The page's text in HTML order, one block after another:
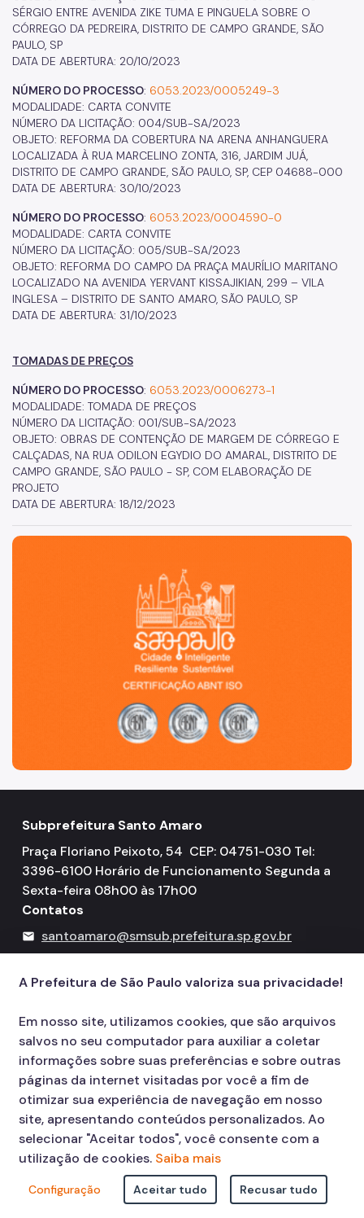
SÉRGIO ENTRE AVENIDA ZIKE TUMA E PINGUELA SOBRE O
CÓRREGO DA PEDREIRA, DISTRITO DE CAMPO GRANDE, SÃO
PAULO, SP
DATA DE ABERTURA: 20/10/2023
NÚMERO DO PROCESSO: 6053.2023/0005249-3
MODALIDADE: CARTA CONVITE
NÚMERO DA LICITAÇÃO: 004/SUB-SA/2023
OBJETO: REFORMA DA COBERTURA NA ARENA ANHANGUERA
LOCALIZADA À RUA MARCELINO ZONTA, 316, JARDIM JUÁ,
DISTRITO DE CAMPO GRANDE, SÃO PAULO, SP, CEP 04688-000
DATA DE ABERTURA: 30/10/2023
NÚMERO DO PROCESSO: 6053.2023/0004590-0
MODALIDADE: CARTA CONVITE
NÚMERO DA LICITAÇÃO: 005/SUB-SA/2023
OBJETO: REFORMA DO CAMPO DA PRAÇA MAURÍLIO MARITANO
LOCALIZADO NA AVENIDA YERVANT KISSAJIKIAN, 299 – VILA
INGLESA – DISTRITO DE SANTO AMARO, SÃO PAULO, SP
DATA DE ABERTURA: 31/10/2023
TOMADAS DE PREÇOS
NÚMERO DO PROCESSO: 6053.2023/0006273-1
MODALIDADE: TOMADA DE PREÇOS
NÚMERO DA LICITAÇÃO: 001/SUB-SA/2023
OBJETO: OBRAS DE CONTENÇÃO DE MARGEM DE CÓRREGO E
CALÇADAS, NA RUA ODILON EGYDIO DO AMARAL, DISTRITO DE
CAMPO GRANDE, SÃO PAULO - SP, COM ELABORAÇÃO DE
PROJETO
DATA DE ABERTURA: 18/12/2023
São Paulo, cidade inteligente, resiliente e sustentável
Subprefeitura Santo Amaro
Praça Floriano Peixoto, 54 CEP: 04751-030 Tel:
3396-6100 Horário de Funcionamento Segunda a
Sexta-feira 08h00 às 17h00
Contatos
mail santoamaro@smsub.prefeitura.sp.gov.br
156
© COPYRIGHT 2026,
Prefeitura Municipal de São Paulo Viaduto do Cha,
15 - Centro - CEP: 01002-020
A Prefeitura de São Paulo valoriza sua privacidade!
Em nosso site, utilizamos cookies, que são arquivos
salvos no seu computador para auxiliar a coletar
informações sobre suas preferências e sobre outras
páginas da internet visitadas por você a fim de
otimizar sua experiência de navegação em nosso
site, apresentando conteúdos personalizados. Ao
selecionar "Aceitar todos", você consente com a
utilização de cookies. Saiba mais
Configuração Aceitar tudo Recusar tudo